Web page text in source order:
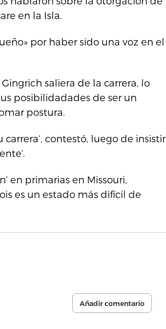
en la Isla.
por haber sido una voz en el
saliera de la carrera, lo
posibilidadades de ser un
postura.
contestó, luego de insistir
en primarias en Missouri,
es un estado más difícil de
Añadir comentario